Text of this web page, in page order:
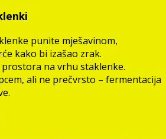
punite mješavinom,
kako bi izašao zrak.
prostora na vrhu staklenke.
ali ne prečvrsto – fermentacija